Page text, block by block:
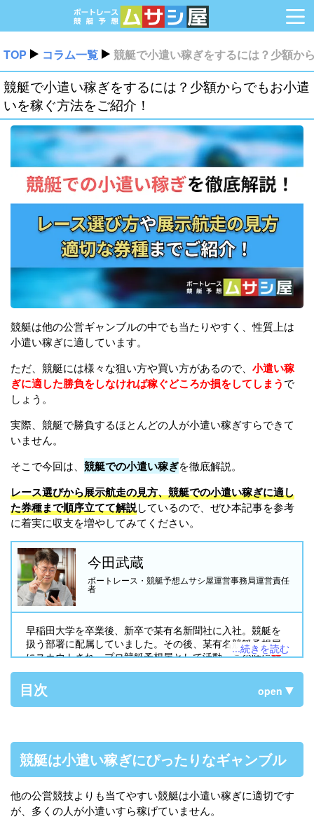
TOP コラム一覧 競艇で小遣い稼ぎをするには？少額か
競艇で小遣い稼ぎをするには？少額からでもお小遣
いを稼ぐ方法をご紹介！
競艇は他の公営ギャンブルの中でも当たりやすく、性質上は
小遣い稼ぎに適しています。
ただ、競艇には様々な狙い方や買い方があるので、 小遣い稼
ぎに適した勝負をしなければ稼ぐどころか損をしてしまうで
しょう。
実際、競艇で勝負するほとんどの人が小遣い稼ぎすらできて
いません。
そこで今回は、 競艇での小遣い稼ぎを徹底解説。
レース選びから展示航走の見方、競艇での小遣い稼ぎに適し
た券種まで順序立てて解説しているので、ぜひ本記事を参考
に着実に収支を増やしてみてください。
今田武蔵
ボートレース・競艇予想ムサシ屋運営事務局運営責任
者
早稲田大学を卒業後、新卒で某有名新聞社に入社。競艇を
扱う部署に配属していました。その後、某有名競艇予想屋
にスカウトされ、プロ競艇予想屋として活動。この時に競
艇予想サイトの存在を知り「ボートレース・競艇予想ムサ
シ屋」として検証を始めることに。現在競艇歴30年を迎
え、競艇に使った金額は3,000万円を超えました。皆様に安
心して競艇を楽しんで頂けるよう日々尽力しています！
...続きを読む
目次 open
競艇は小遣い稼ぎにぴったりなギャンブル
他の公営競技よりも当てやすい競艇は小遣い稼ぎに適切です
が、多くの人が小遣いすら稼げていません。